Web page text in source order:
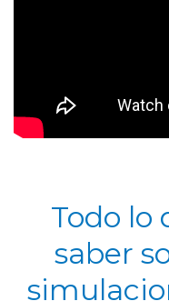
Todo lo
saber